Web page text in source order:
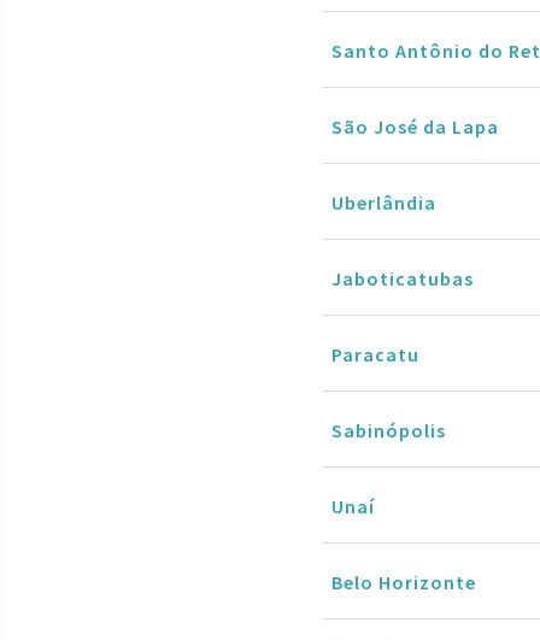
Santo Antônio do
São José da Lapa
Uberlândia
Jaboticatubas
Paracatu
Sabinópolis
Unaí
Belo Horizonte